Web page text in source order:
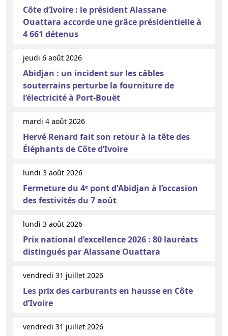
Côte d’Ivoire : le président Alassane
Ouattara accorde une grâce présidentielle à
4 661 détenus
jeudi 6 août 2026
Abidjan : un incident sur les câbles
souterrains perturbe la fourniture de
l’électricité à Port-Bouët
mardi 4 août 2026
Hervé Renard fait son retour à la tête des
Éléphants de Côte d’Ivoire
lundi 3 août 2026
Fermeture du 4ᵉ pont d'Abidjan à l’occasion
des festivités du 7 août
lundi 3 août 2026
Prix national d’excellence 2026 : 80 lauréats
distingués par Alassane Ouattara
vendredi 31 juillet 2026
Les prix des carburants en hausse en Côte
d’Ivoire
vendredi 31 juillet 2026